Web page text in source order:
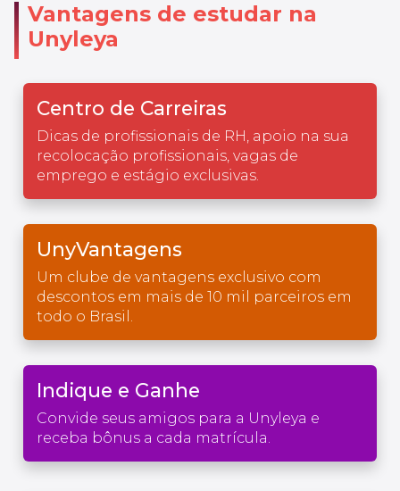
Vantagens de estudar na
Unyleya
Centro de Carreiras
Dicas de profissionais de RH, apoio na sua
recolocação profissionais, vagas de
emprego e estágio exclusivas.
UnyVantagens
Um clube de vantagens exclusivo com
descontos em mais de 10 mil parceiros em
todo o Brasil.
Indique e Ganhe
Convide seus amigos para a Unyleya e
receba bônus a cada matrícula.